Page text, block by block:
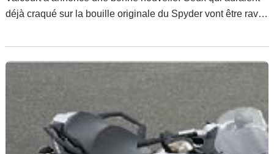
déjà craqué sur la bouille originale du Spyder vont être ravis.
de 1000 Spyder dès le mois de septembre.